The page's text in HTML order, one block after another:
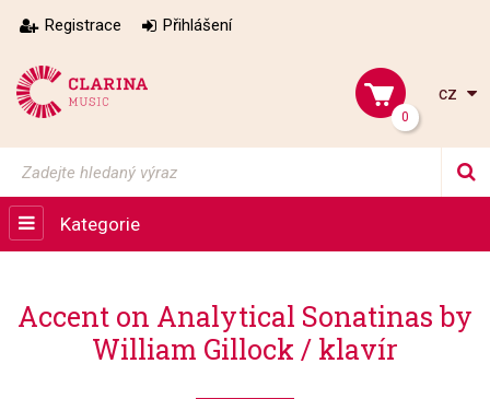
Registrace Přihlášení
0
cz
Kategorie
Accent on Analytical Sonatinas by
William Gillock / klavír